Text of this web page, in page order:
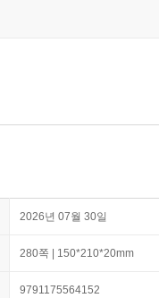
2026년 07월 30일
280쪽 | 150*210*20mm
9791175564152